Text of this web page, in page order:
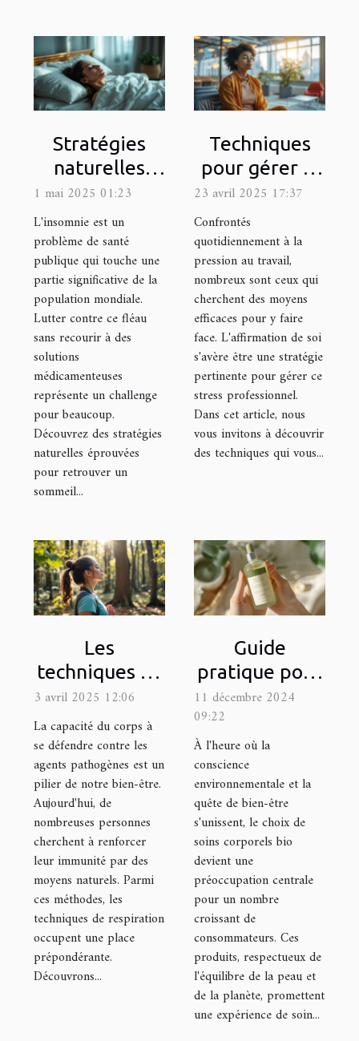
Stratégies
naturelles
pour
combattre
l'insomnie
sans
médicaments
1 mai 2025 01:23
L'insomnie est un
problème de santé
publique qui touche une
partie significative de la
population mondiale.
Lutter contre ce fléau
sans recourir à des
solutions
médicamenteuses
représente un challenge
pour beaucoup.
Découvrez des stratégies
naturelles éprouvées
pour retrouver un
sommeil...
Techniques
pour gérer la
pression au
travail grâce à
l'affirmation
de soi
23 avril 2025 17:37
Confrontés
quotidiennement à la
pression au travail,
nombreux sont ceux qui
cherchent des moyens
efficaces pour y faire
face. L'affirmation de soi
s'avère être une stratégie
pertinente pour gérer ce
stress professionnel.
Dans cet article, nous
vous invitons à découvrir
des techniques qui vous...
Les
techniques de
respiration
pour booster
l'immunité
naturelle du
corps
3 avril 2025 12:06
La capacité du corps à
se défendre contre les
agents pathogènes est un
pilier de notre bien-être.
Aujourd'hui, de
nombreuses personnes
cherchent à renforcer
leur immunité par des
moyens naturels. Parmi
ces méthodes, les
techniques de respiration
occupent une place
prépondérante.
Découvrons...
Guide
pratique pour
sélectionner
des soins
corporels bio
adaptés
11 décembre 2024
09:22
À l'heure où la
conscience
environnementale et la
quête de bien-être
s'unissent, le choix de
soins corporels bio
devient une
préoccupation centrale
pour un nombre
croissant de
consommateurs. Ces
produits, respectueux de
l'équilibre de la peau et
de la planète, promettent
une expérience de soin...